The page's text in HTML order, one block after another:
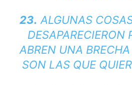
23. ALGUNAS
DESAPARECIERON
ABREN UNA
SON LAS QUE